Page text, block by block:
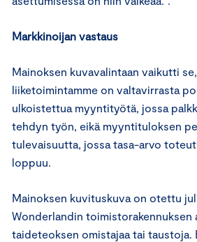
Markkinoijan vastaus
Mainoksen kuvavalintaan vaikutti
liiketoimintamme on valtavirrasta
ulkoistettua myyntityötä, jossa
tehdyn työn, eikä myyntituloksen
tulevaisuutta, jossa tasa-arvo
loppuu.
Mainoksen kuvituskuva on otettu
Wonderlandin toimistorakennuksen
taideteoksen omistajaa tai taustoja.